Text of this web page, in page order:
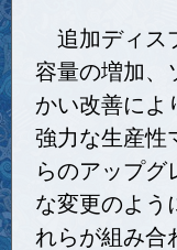
追加ディス
容量の増加、
かい改善によ
強力な生産性
らのアップグ
な変更のよう
れらが組み合